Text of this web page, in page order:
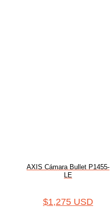
AXIS Cámara Bullet P1455-
LE
$1,275 USD